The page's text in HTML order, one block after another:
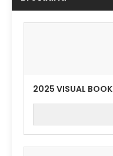
2025 VISUAL BOOK